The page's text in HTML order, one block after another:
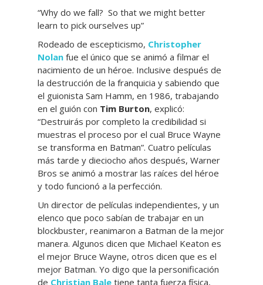
“Why do we fall? So that we might better
learn to pick ourselves up”
Rodeado de escepticismo, Christopher
Nolan fue el único que se animó a filmar el
nacimiento de un héroe. Inclusive después de
la destrucción de la franquicia y sabiendo que
el guionista Sam Hamm, en 1986, trabajando
en el guión con Tim Burton, explicó:
“Destruirás por completo la credibilidad si
muestras el proceso por el cual Bruce Wayne
se transforma en Batman”. Cuatro películas
más tarde y dieciocho años después, Warner
Bros se animó a mostrar las raíces del héroe
y todo funcionó a la perfección.
Un director de películas independientes, y un
elenco que poco sabían de trabajar en un
blockbuster, reanimaron a Batman de la mejor
manera. Algunos dicen que Michael Keaton es
el mejor Bruce Wayne, otros dicen que es el
mejor Batman. Yo digo que la personificación
de Christian Bale tiene tanta fuerza física,